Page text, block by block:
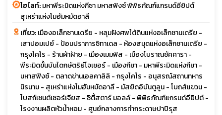
ไฮไลท์:มหาพีระมิดแห่งกีซา มหาสฟิงซ์ พิพิธภัณฑ์แกรนด์อียิปต์
สุเหร่าแห่งโมฮัมหมัดอาลี
เที่ยว:เมืองอเล็กซานเดรีย - หลุมฝังศพใต้ดินแห่งอเล็กซานเดรีย -
เสาปอมเปย์ - ป้อมปราการซิทาเดล - ห้องสมุดแห่งอเล็กซานเดรีย -
กรุงไคโร - ร้านผ้าฝ้าย - เมืองเมมฟิส - เมืองโบราณซัคคารา -
พีระมิดขั้นบันไดกษัตริย์โจเซอร์ - เมืองกีซา - มหาพีระมิดแห่งกีซา -
มหาสฟิงซ์ - ตลาดข่านเอลคาลิลิ - กรุงไคโร - อนุสรณ์สถานทหาร
นิรนาม - สุเหร่าแห่งโมฮัมหมัดอาลี - มัสยิดอิบันตูลูน - โบถส์แขวน -
โบสถ์เซนต์เซอร์เจียส - ซิตี้สตาร์ มอลล์ - พิพิธภัณฑ์แกรนด์อียิปต์ -
โรงงานผลิตหัวน้ำหอม - ศูนย์กลางการทำกระดาษปาปิรุส